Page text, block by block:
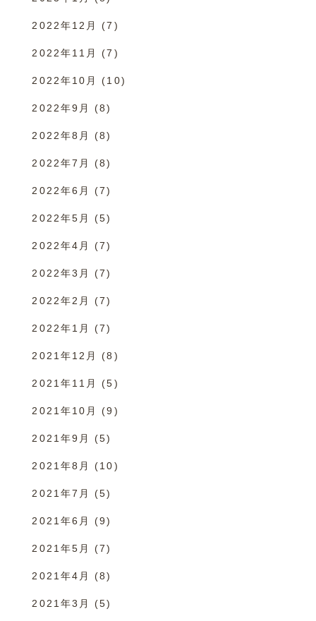
2022年12月 (7)
2022年11月 (7)
2022年10月 (10)
2022年9月 (8)
2022年8月 (8)
2022年7月 (8)
2022年6月 (7)
2022年5月 (5)
2022年4月 (7)
2022年3月 (7)
2022年2月 (7)
2022年1月 (7)
2021年12月 (8)
2021年11月 (5)
2021年10月 (9)
2021年9月 (5)
2021年8月 (10)
2021年7月 (5)
2021年6月 (9)
2021年5月 (7)
2021年4月 (8)
2021年3月 (5)